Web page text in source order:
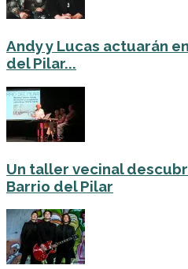
Andy y Lucas actuarán
del Pilar...
Un taller vecinal
Barrio del Pilar